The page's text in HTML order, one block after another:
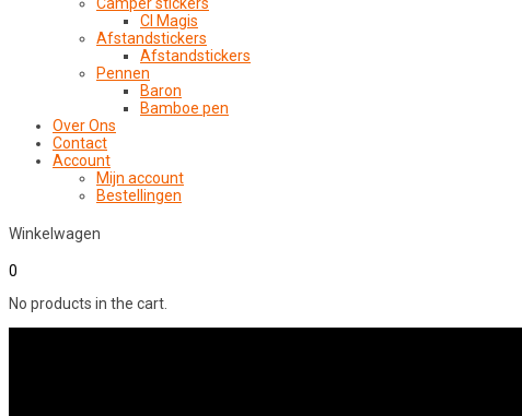
Camper stickers
CI Magis
Afstandstickers
Afstandstickers
Pennen
Baron
Bamboe pen
Over Ons
Contact
Account
Mijn account
Bestellingen
Winkelwagen
0
No products in the cart.